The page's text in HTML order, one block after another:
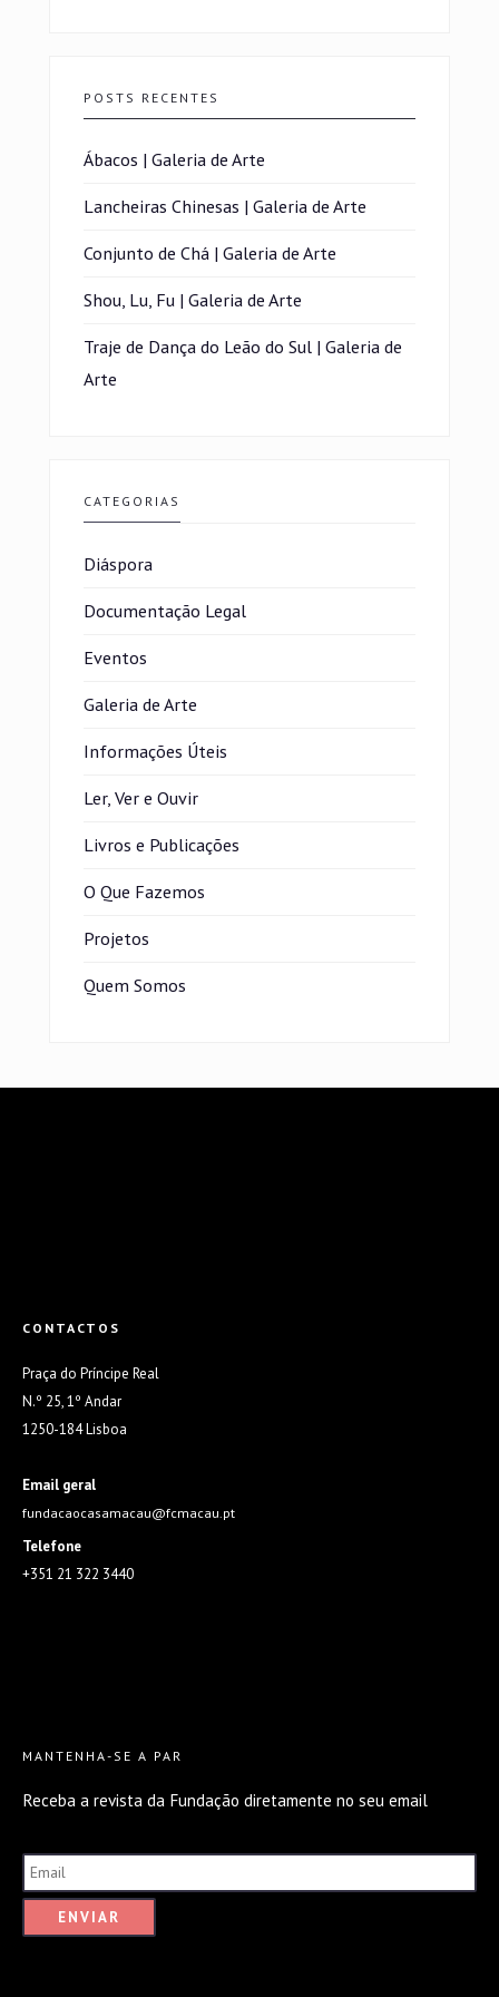
POSTS RECENTES
Ábacos | Galeria de Arte
Lancheiras Chinesas | Galeria de Arte
Conjunto de Chá | Galeria de Arte
Shou, Lu, Fu | Galeria de Arte
Traje de Dança do Leão do Sul | Galeria de
Arte
CATEGORIAS
Diáspora
Documentação Legal
Eventos
Galeria de Arte
Informações Úteis
Ler, Ver e Ouvir
Livros e Publicações
O Que Fazemos
Projetos
Quem Somos
CONTACTOS
Praça do Príncipe Real
N.º 25, 1º Andar
1250-184 Lisboa
Email geral
fundacaocasamacau@fcmacau.pt
Telefone
+351 21 322 3440
MANTENHA-SE A PAR
Receba a revista da Fundação diretamente no seu email